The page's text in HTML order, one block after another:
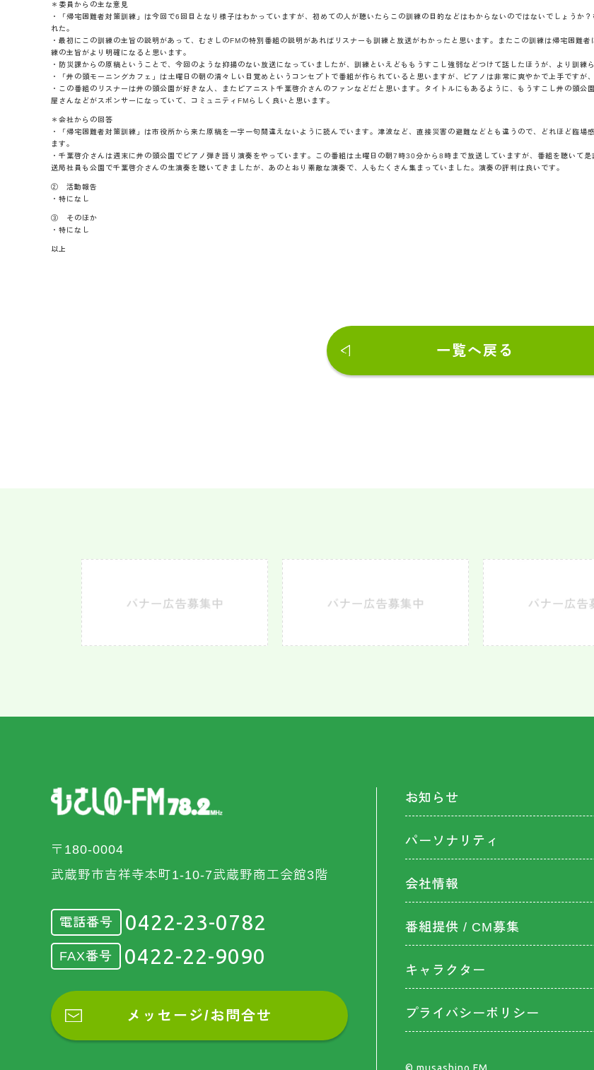
＊委員からの主な意見
・「帰宅困難者対策訓練」は今回で6回目となり様子はわかっていますが、初めての人が聴いたらこの訓練の目的などはわからないのではないでしょうか
れた。
・最初にこの訓練の主旨の説明があって、むさしのFMの特別番組の説明があればリスナーも訓練と放送がわかったと思います。またこの訓練は帰宅困難
練の主旨がより明確になると思います。
・防災課からの原稿ということで、今回のような抑揚のない放送になっていましたが、訓練といえどももうすこし強弱などつけて話したほうが、より訓練
・「井の頭モーニングカフェ」は土曜日の朝の清々しい目覚めというコンセプトで番組が作られていると思いますが、ピアノは非常に爽やかで上手ですが
・この番組のリスナーは井の頭公園が好きな人、またピアニスト千葉啓介さんのファンなどだと思います。タイトルにもあるように、もうすこし井の頭
屋さんなどがスポンサーになっていて、コミュニティFMらしく良いと思います。
＊会社からの回答
・「帰宅困難者対策訓練」は市役所から来た原稿を一字一句間違えないように読んでいます。津波など、直接災害の避難などとも違うので、どれほど臨
ます。
・千葉啓介さんは週末に井の頭公園でピアノ弾き語り演奏をやっています。この番組は土曜日の朝7時30分から8時まで放送していますが、番組を聴いて
送局社員も公園で千葉啓介さんの生演奏を聴いてきましたが、あのとおり素敵な演奏で、人もたくさん集まっていました。演奏の評判は良いです。
② 活動報告
・特になし
③ そのほか
・特になし
以上
一覧へ戻る
〒180-0004
武蔵野市吉祥寺本町1-10-7武蔵野商工会館3階
電話番号 0422-23-0782
FAX番号 0422-22-9090
メッセージ/お問合せ
お知らせ
パーソナリティ
会社情報
番組提供 / CM募集
キャラクター
プライバシーポリシー